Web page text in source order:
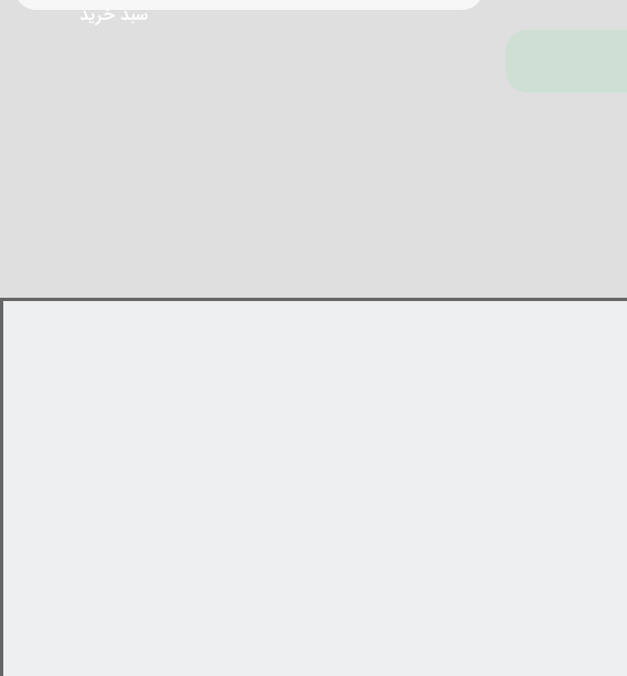
سبد خرید